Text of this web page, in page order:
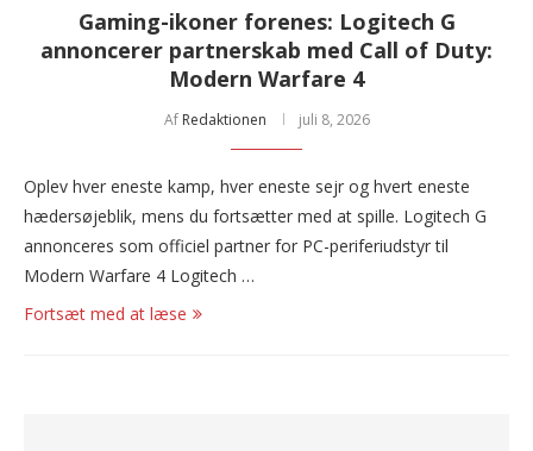
Gaming-ikoner forenes: Logitech G
annoncerer partnerskab med Call of Duty:
Modern Warfare 4
Af Redaktionen juli 8, 2026
Oplev hver eneste kamp, hver eneste sejr og hvert eneste
hædersøjeblik, mens du fortsætter med at spille. Logitech G
annonceres som officiel partner for PC-periferiudstyr til
Modern Warfare 4 Logitech …
Fortsæt med at læse